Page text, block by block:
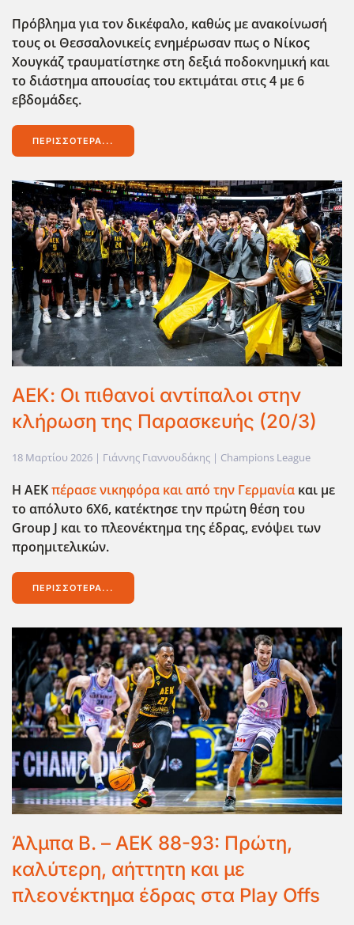
Πρόβλημα για τον δικέφαλο, καθώς με ανακοίνωσή
τους οι Θεσσαλονικείς ενημέρωσαν πως ο Νίκος
Χουγκάζ τραυματίστηκε στη δεξιά ποδοκνημική και
το διάστημα απουσίας του εκτιμάται στις 4 με 6
εβδομάδες.
ΠΕΡΙΣΣΌΤΕΡΑ...
ΑΕΚ: Οι πιθανοί αντίπαλοι στην
κλήρωση της Παρασκευής (20/3)
18 Μαρτίου 2026 | Γιάννης Γιαννουδάκης | Champions League
Η ΑΕΚπέρασε νικηφόρα και από την Γερμανία και με
το απόλυτο 6Χ6, κατέκτησε την πρώτη θέση του
Group J και το πλεονέκτημα της έδρας, ενόψει των
προημιτελικών.
ΠΕΡΙΣΣΌΤΕΡΑ...
Άλμπα Β. – ΑΕΚ 88-93: Πρώτη,
καλύτερη, αήττητη και με
πλεονέκτημα έδρας στα Play Offs